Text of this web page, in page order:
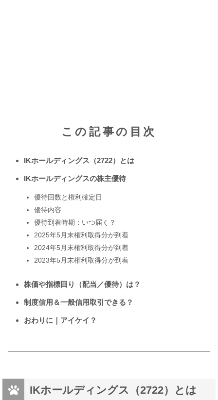
この記事の目次
IKホールディングス（2722）とは
IKホールディングスの株主優待
優待回数と権利確定日
優待内容
優待到着時期：いつ届く？
2025年5月末権利取得分が到着
2024年5月末権利取得分が到着
2023年5月末権利取得分が到着
株価や指標回り（配当／優待）は？
制度信用＆一般信用取引できる？
おわりに｜アイケイ？
IKホールディングス（2722）とは